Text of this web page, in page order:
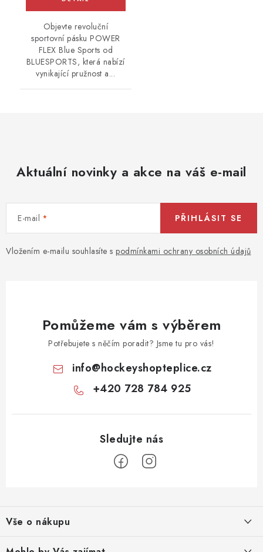
Objevte revoluční
sportovní pásku POWER
FLEX Blue Sports od
BLUESPORTS, která nabízí
vynikající pružnost a...
Aktuální novinky a akce na váš e-mail
E-mail
Vložením e-mailu souhlasíte s podmínkami ochrany osobních údajů
PŘIHLÁSIT SE
Pomůžeme vám s výběrem
Potřebujete s něčím poradit? Jsme tu pro vás!
info@hockeyshopteplice.cz
+420 728 784 925
p
a
Vše o nákupu
Obchodní podmínky